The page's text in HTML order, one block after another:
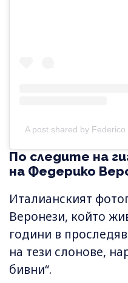
A post shared by
По следите на
на Федерико
Италианският
Веронези, който
години в
на тези слонове,
бивни“.